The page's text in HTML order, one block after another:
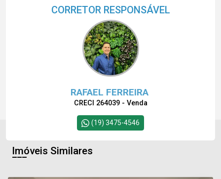
CORRETOR RESPONSÁVEL
RAFAEL FERREIRA
CRECI 264039 - Venda
(19) 3475-4546
Imóveis Similares